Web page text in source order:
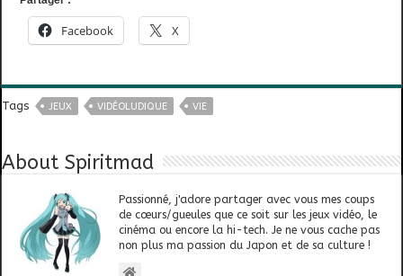
Facebook X
Tags JEUX VIDÉOLUDIQUE VIE
About Spiritmad
Passionné, j'adore partager avec vous mes coups
de cœurs/gueules que ce soit sur les jeux vidéo, le
cinéma ou encore la hi-tech. Je ne vous cache pas
non plus ma passion du Japon et de sa culture !